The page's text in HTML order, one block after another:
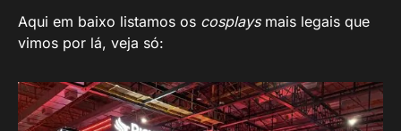
Aqui em baixo listamos os cosplays mais legais que
vimos por lá, veja só: